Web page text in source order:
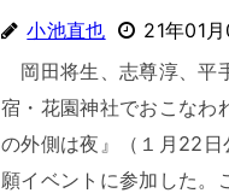
小池直也 21年01
岡田将生、志尊淳、平
宿・花園神社でおこなわ
の外側は夜』（１月22
願イベントに参加した。